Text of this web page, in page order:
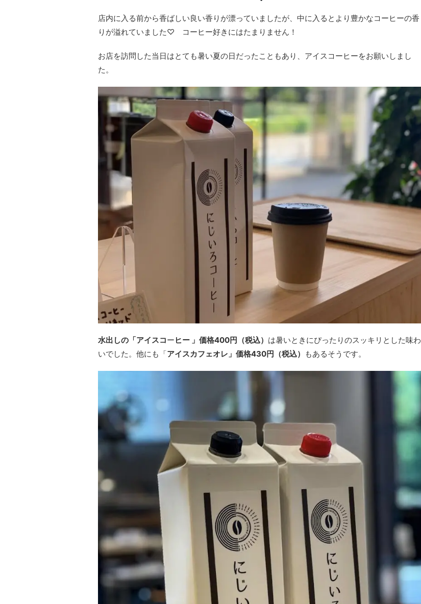
店内に入る前から香ばしい良い香りが漂っていましたが、中に入るとより豊かなコーヒーの香
りが溢れていました♡ コーヒー好きにはたまりません！
お店を訪問した当日はとても暑い夏の日だったこともあり、アイスコーヒーをお願いしまし
た。
水出しの「アイスコー ヒー 」価格400円（税込） は暑いときにぴったりのスッキリとした味わ
いでした。他にも「アイスカフェオレ」価格430円（税込） もあるそうです。